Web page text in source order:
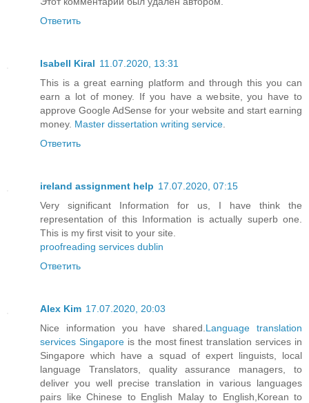
Ответить
Isabell Kiral 11.07.2020, 13:31
This is a great earning platform and through this you can
earn a lot of money. If you have a website, you have to
approve Google AdSense for your website and start earning
money. Master dissertation writing service
Ответить
ireland assignment help 17.07.2020, 07:15
Very significant Information for us, I have think the
representation of this Information is actually superb one.
This is my first visit to your site.
proofreading services dublin
Ответить
Alex Kim 17.07.2020, 20:03
Nice information you have shared. Language translation
services Singaporeis the most finest translation services in
Singapore which have a squad of expert linguists, local
language Translators, quality assurance managers, to
deliver you well precise translation in various languages
pairs like Chinese to English Malay to English,Korean to